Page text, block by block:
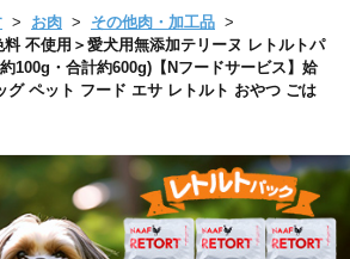
お肉
その他肉・加工品
不使用＞愛犬用無添加テリーヌ レトルトパ
100g・合計約600g)【Nフードサービス】姶
グ ペット フード エサ レトルト おやつ ごは